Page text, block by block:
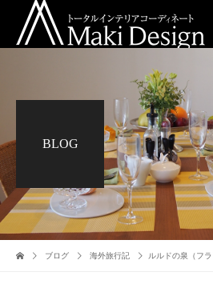
BLOG
ブログ 海外旅行記 ルルドの泉（フラ